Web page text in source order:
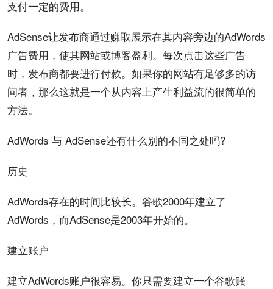
支付一定的费用。
AdSense让发布商通过赚取展示在其内容旁边的AdWords
广告费用，使其网站或博客盈利。每次点击这些广告
时，发布商都要进行付款。如果你的网站有足够多的访
问者，那么这就是一个从内容上产生利益流的很简单的
方法。
AdWords 与 AdSense还有什么别的不同之处吗?
历史
AdWords存在的时间比较长。谷歌2000年建立了
AdWords，而AdSense是2003年开始的。
建立账户
建立AdWords账户很容易。你只需要建立一个谷歌账